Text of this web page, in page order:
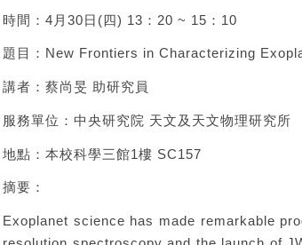
時間：4月30日(四) 13：20 ~ 15：10
題目：New Frontiers in Characterizing
講者：蔡尚旻 助研究員
服務單位：中央研究院 天文及天文物理研究所
地點：本校科學三館1樓 SC157
摘要：
Exoplanet science has made remarkable